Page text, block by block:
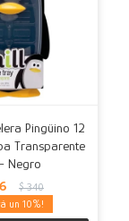
Pingüino 12
Transparente
Negro
$ 340
10